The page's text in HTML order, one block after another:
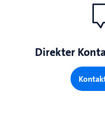
Direkter